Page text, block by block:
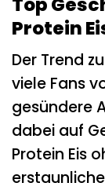
Protein
Der Trend
viele Fans
gesündere
dabei auf
Protein Eis